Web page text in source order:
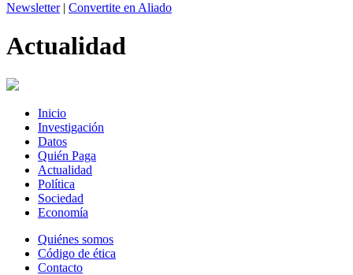
Newsletter| Convertite en Aliado
Actualidad
Inicio
Investigación
Datos
Quién Paga
Actualidad
Política
Sociedad
Economía
Quiénes somos
Código de ética
Contacto